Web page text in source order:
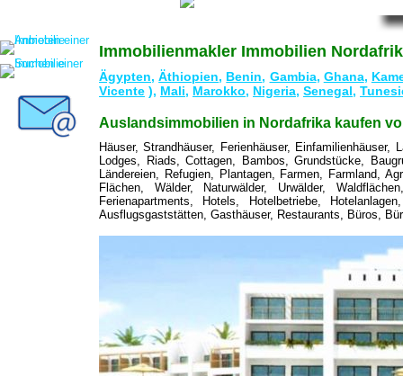
Ägypten,Äthiopien, Benin, Gambia, Ghana,
Vicente ), Mali, Marokko, Nigeria, Senegal,
Häuser, Strandhäuser, Ferienhäuser,
Lodges, Riads, Cottagen, Bambos, Grundstücke,
Ländereien, Refugien, Plantagen, Farmen, Farmland,
Flächen, Wälder, Naturwälder, Urwälder,
Ferienapartments, Hotels, Hotelbetriebe,
Ausflugsgaststätten, Gasthäuser, Restaurants, Büros,
Immobilienmakler Immobilien
Auslandsimmobilien in Nordafrika kaufen